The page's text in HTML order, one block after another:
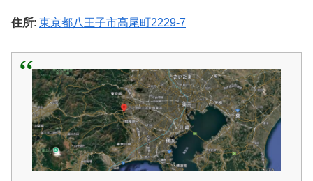
住所: 東京都八王子市高尾町2229-7